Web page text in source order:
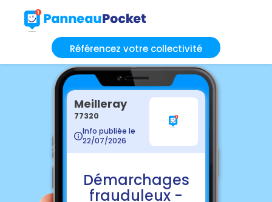
Référencez votre collectivité
Meilleray
77320
Info publiée le
22/07/2026
Démarchages
frauduleux -